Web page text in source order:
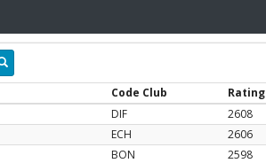
Code Club Rating
DIF 2608
ECH 2606
BON 2598